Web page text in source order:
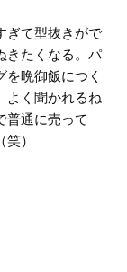
ぎて型抜きがで
きたくなる。パ
を晩御飯につく
よく聞かれるね
普通に売って
）